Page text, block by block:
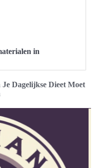
in
Dagelijkse Dieet Moet